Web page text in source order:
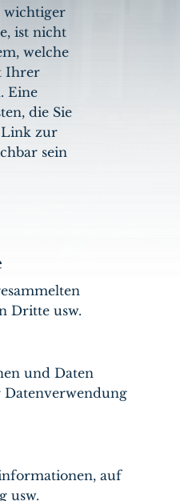
wichtiger
ist nicht
welche
Ihrer
Eine
die Sie
Link zur
sein
Dritte usw.
und Daten
Datenverwendung
auf
usw.